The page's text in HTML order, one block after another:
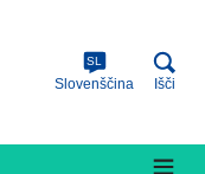
SL
Slovenščina Išči